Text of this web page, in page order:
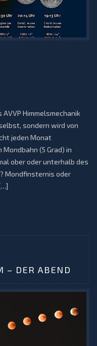
Himmelsmechanik
sondern wird von
jeden Monat
(5 Grad) in
ober oder unterhalb des
Mondfinsternis oder
– DER ABEND